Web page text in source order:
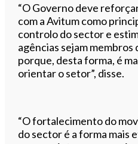
“O Governo deve
com a Avitum como
controlo do sector e
agências sejam membros
porque, desta forma, é
orientar o setor”, disse.
“O fortalecimento do
do sector é a forma mais